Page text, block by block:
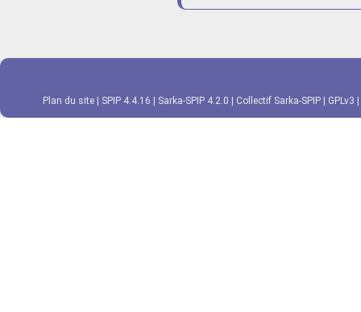
Plan du site SPIP 4.4.16 Sarka-SPIP 4.2.0 Collectif Sarka-SPIP GPLv3